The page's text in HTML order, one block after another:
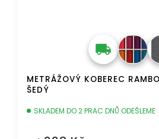
METRÁŽOVÝ KOBEREC
ŠEDÝ
SKLADEM DO 2 PRAC.DNŮ ODEŠLEME